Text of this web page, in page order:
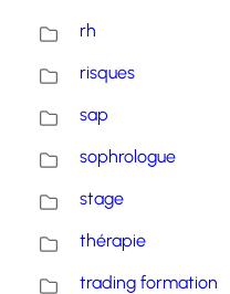
rh
risques
sap
sophrologue
stage
thérapie
trading formation